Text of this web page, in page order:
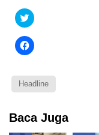
Klik
untuk
pada
Twitter(Membuka
di
baru)
Klik
untuk
Facebook(Membuka
di
jendela
Headline
Baca Juga